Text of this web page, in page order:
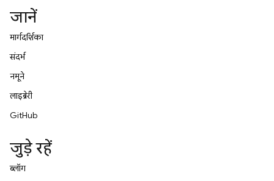
जानें
मार्गदर्शिका
संदर्भ
नमूने
लाइब्रेरी
GitHub
जुड़े रहें
ब्लॉग